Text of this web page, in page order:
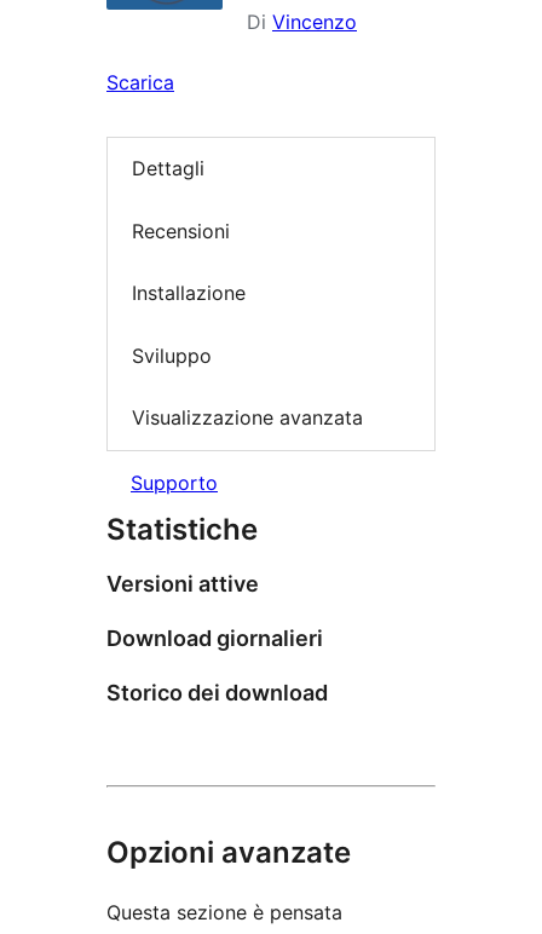
Di Vincenzo
Scarica
Dettagli
Recensioni
Installazione
Sviluppo
Visualizzazione avanzata
Supporto
Statistiche
Versioni attive
Download giornalieri
Storico dei download
Opzioni avanzate
Questa sezione è pensata